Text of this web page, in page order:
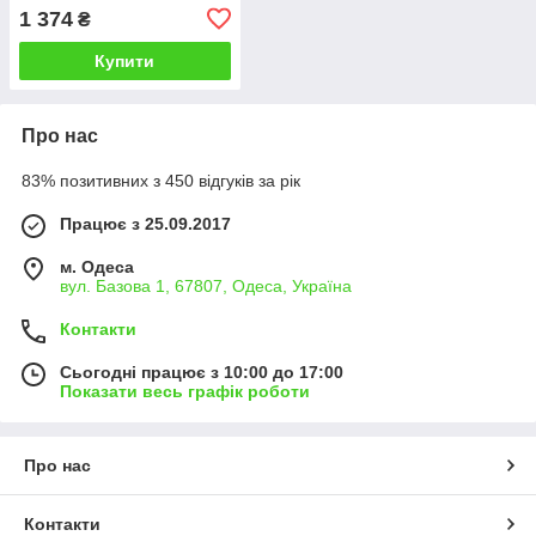
1 374 ₴
Купити
Про нас
83% позитивних з 450 відгуків за рік
Працює з 25.09.2017
м. Одеса
вул. Базова 1, 67807, Одеса, Україна
Контакти
Сьогодні працює з 10:00 до 17:00
Показати весь графік роботи
Про нас
Контакти